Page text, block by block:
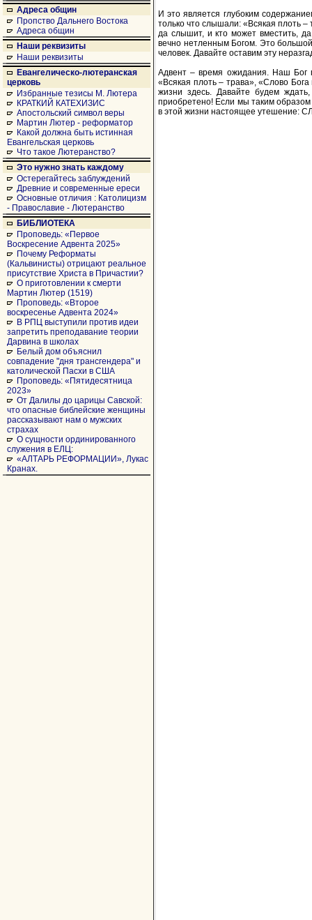
Адреса общин
Пропство Дальнего Востока
Адреса общин
Наши реквизиты
Наши реквизиты
Евангелическо-лютеранская
церковь
Избранные тезисы М. Лютера
КРАТКИЙ КАТЕХИЗИС
Апостольский символ веры
Мартин Лютер - реформатор
Какой должна быть истинная
Евангельская церковь
Что такое Лютеранство?
Это нужно знать каждому
Остерегайтесь заблуждений
Древние и современные ереси
Основные отличия : Католицизм
- Православие - Лютеранство
БИБЛИОТЕКА
Проповедь: «Первое
Воскресение Адвента 2025»
Почему Реформаты
(Кальвинисты) отрицают реальное
присутствие Христа в Причастии?
О приготовлении к смерти
Мартин Лютер (1519)
Проповедь: «Второе
воскресенье Адвента 2024»
В РПЦ выступили против идеи
запретить преподавание теории
Дарвина в школах
Белый дом объяснил
совпадение "дня трансгендера" и
католической Пасхи в США
Проповедь: «Пятидесятница
2023»
От Далилы до царицы Савской:
что опасные библейские женщины
рассказывают нам о мужских
страхах
О сущности ординированного
служения в ЕЛЦ:
«АЛТАРЬ РЕФОРМАЦИИ», Лукас
Кранах.
И это является глубоким
только что слышали: «Всякая плоть
да слышит, и кто может вместить,
вечно нетленным Богом. Это
человек. Давайте оставим эту
Адвент – время ожидания. Наш Бог
«Всякая плоть – трава», «Слово
жизни здесь. Давайте будем
приобретено! Если мы таким образом
в этой жизни настоящее